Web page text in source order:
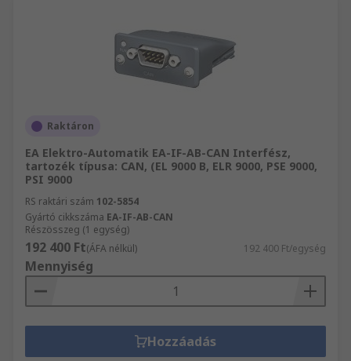
Raktáron
EA Elektro-Automatik EA-IF-AB-CAN Interfész,
tartozék típusa: CAN, (EL 9000 B, ELR 9000, PSE 9000,
PSI 9000
RS raktári szám 102-5854
Gyártó cikkszáma EA-IF-AB-CAN
Részösszeg (1 egység)
192 400 Ft(ÁFA nélkül) 192 400 Ft/egység
Mennyiség
Hozzáadás